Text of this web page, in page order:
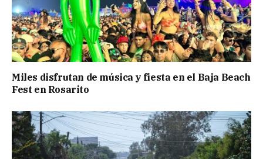
Miles disfrutan de música y fiesta en el Baja Beach
Fest en Rosarito